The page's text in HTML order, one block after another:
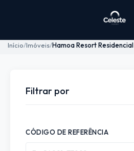
Início Imóveis Hamoa Resort Residencial
Filtrar por
CÓDIGO DE REFERÊNCIA